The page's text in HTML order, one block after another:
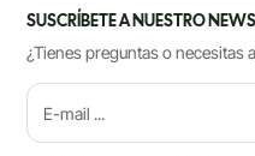
SUSCRÍBETE A NUESTRO
¿Tienes preguntas o necesitas